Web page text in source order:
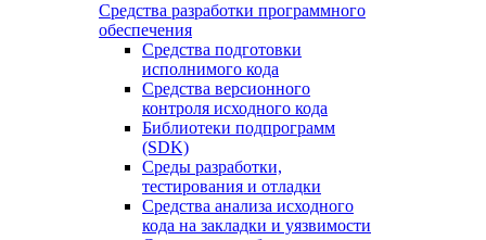
Средства разработки программного
обеспечения
Средства подготовки
исполнимого кода
Средства версионного
контроля исходного кода
Библиотеки подпрограмм
(SDK)
Среды разработки,
тестирования и отладки
Средства анализа исходного
кода на закладки и уязвимости